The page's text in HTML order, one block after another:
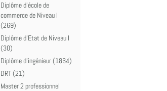
Diplôme d'école de
commerce de Niveau I
(269)
Diplôme d'Etat de Niveau I
(30)
Diplôme d'ingénieur (1864)
DRT (21)
Master 2 professionnel